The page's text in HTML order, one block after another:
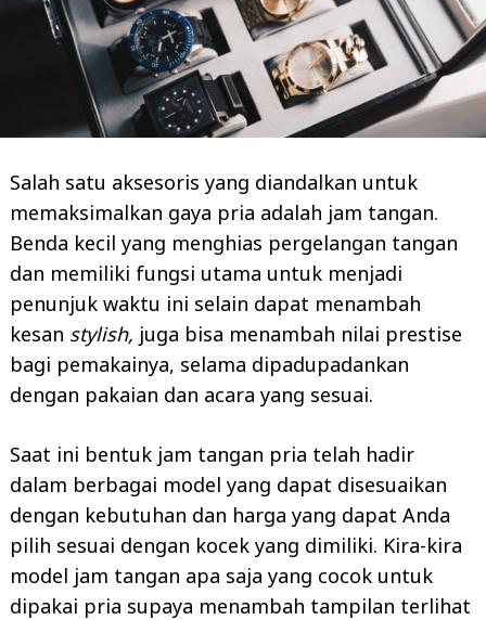
Salah satu aksesoris yang diandalkan untuk
memaksimalkan gaya pria adalah jam tangan.
Benda kecil yang menghias pergelangan tangan
dan memiliki fungsi utama untuk menjadi
penunjuk waktu ini selain dapat menambah
kesan stylish, juga bisa menambah nilai prestise
bagi pemakainya, selama dipadupadankan
dengan pakaian dan acara yang sesuai.
Saat ini bentuk jam tangan pria telah hadir
dalam berbagai model yang dapat disesuaikan
dengan kebutuhan dan harga yang dapat Anda
pilih sesuai dengan kocek yang dimiliki. Kira-kira
model jam tangan apa saja yang cocok untuk
dipakai pria supaya menambah tampilan terlihat